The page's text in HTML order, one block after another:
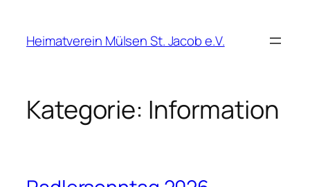
springen
Heimatverein Mülsen St. Jacob e.V.
Kategorie: Information